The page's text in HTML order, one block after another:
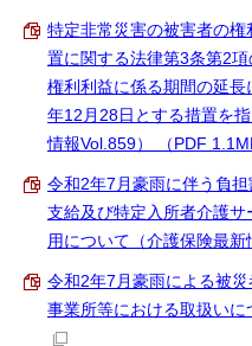
特定非常災害の被害者の
置に関する法律第3条第2
権利利益に係る期間の延
年12月28日とする措置を
情報Vol.859） （PDF
令和2年7月豪雨に伴う負
支給及び特定入所者介護
用について（介護保険最新
令和2年7月豪雨による被
事業所等における取扱いに